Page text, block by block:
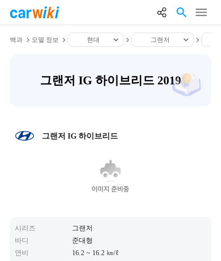
백과 모델 정보 현대 그랜저
그랜저 IG 하이브리드 2019
그랜저 IG 하이브리드
시리즈
그랜저
바디
준대형
연비
16.2 ~ 16.2 ㎞/ℓ